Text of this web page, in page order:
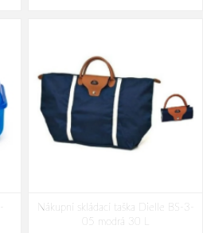
Nákupní skládací taška Dielle BS-3-
05 modrá 30 L